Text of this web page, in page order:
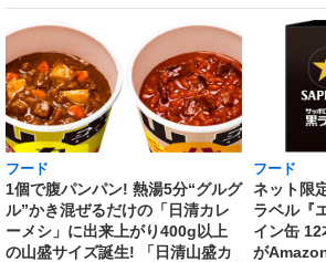
フード
1個で腹パンパン! 熱湯5分“グルグ
ル”かき混ぜるだけの「日清カレ
ーメシ」に出来上がり400g以上
の山盛サイズ誕生! 「日清山盛カ
フード
ネット限
ラベル『
イン缶
が